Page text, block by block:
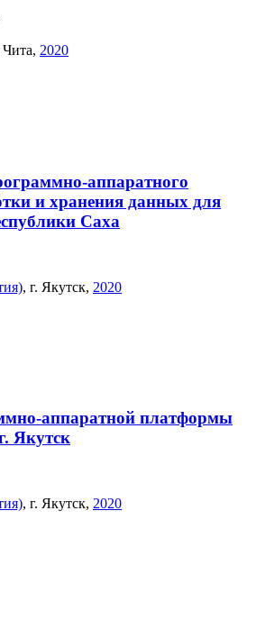
Чита, 2020
аппаратного
и хранения данных для
Саха
, г. Якутск, 2020
аппаратной платформы
Якутск
, г. Якутск, 2020